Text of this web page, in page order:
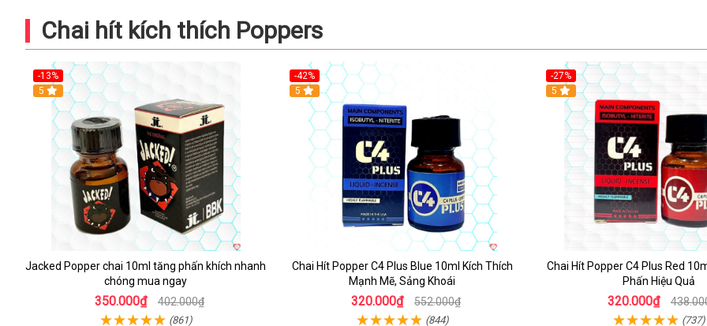
Chai hít kích thích Poppers
-13%
5
Jacked Popper chai 10ml tăng phấn khích nhanh
chóng mua ngay
350.000₫ 402.000₫
(861)
-42%
5
Chai Hít Popper C4 Plus Blue 10ml Kích Thích
Mạnh Mẽ, Sảng Khoái
320.000₫ 552.000₫
(844)
-27%
5
Chai Hít Popper C4 Plus Red
Phấn Hiệu Quả
320.000₫
(737)